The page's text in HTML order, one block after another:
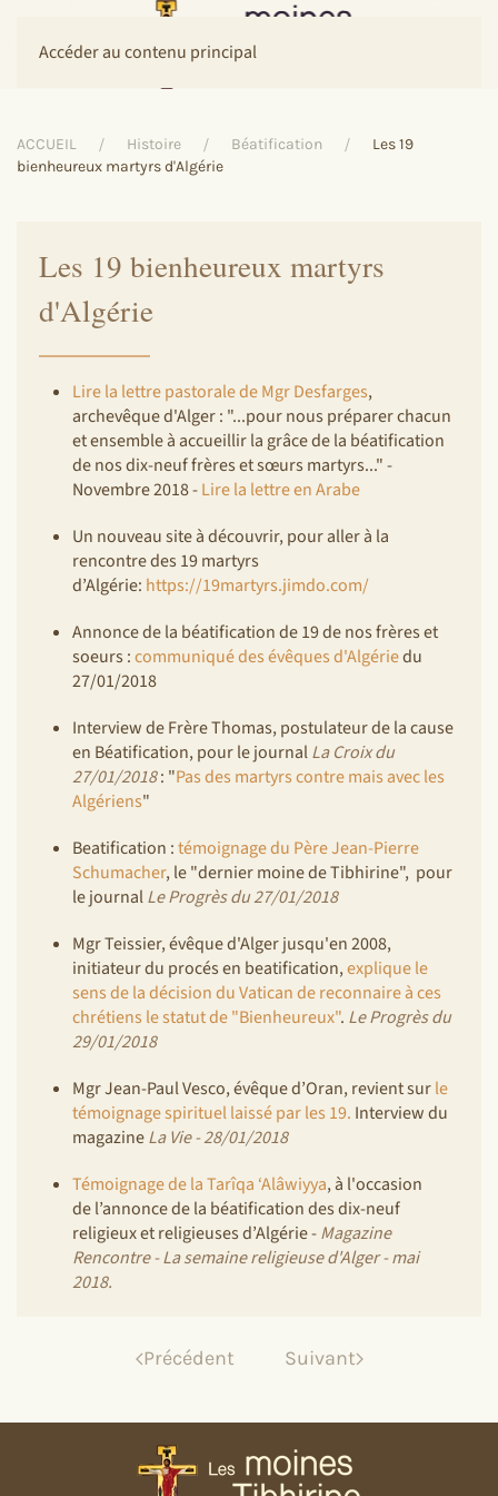
Accéder au contenu principal
ACCUEIL Histoire Béatification
Les 19
bienheureux martyrs d'Algérie
Les 19 bienheureux martyrs
d'Algérie
Lire la lettre pastorale de Mgr Desfarges,
archevêque d'Alger : "...pour nous préparer chacun
et ensemble à accueillir la grâce de la béatification
de nos dix-neuf frères et sœurs martyrs..." -
Novembre 2018 -Lire la lettre en Arabe
Un nouveau site à découvrir, pour aller à la
rencontre des 19 martyrs
d’Algérie: https://19martyrs.jimdo.com/
Annonce de la béatification de 19 de nos frères et
soeurs :communiqué des évêques d'Algériedu
27/01/2018
Interview de Frère Thomas, postulateur de la cause
en Béatification, pour le journalLa Croix du
27/01/2018: "Pas des martyrs contre mais avec les
Algériens"
Beatification :témoignage du Père Jean-Pierre
Schumacher, le "dernier moine de Tibhirine", pour
le journalLe Progrès du 27/01/2018
Mgr Teissier, évêque d'Alger jusqu'en 2008,
initiateur du procés en beatification,explique le
sens de la décision du Vatican de reconnaire à ces
chrétiens le statut de "Bienheureux". Le Progrès du
29/01/2018
Mgr Jean-Paul Vesco, évêque d’Oran, revient surle
témoignage spirituel laissé par les 19. Interview du
magazineLa Vie - 28/01/2018
Témoignage de la Tarîqa ‘Alâwiyya, à l'occasion
de l’annonce de la béatification des dix-neuf
religieux et religieuses d’Algérie -Magazine
Rencontre - La semaine religieuse d'Alger - mai
2018.
Précédent Suivant